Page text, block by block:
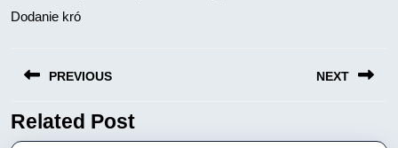
Dodanie kró
wpisuPREVIOUS
Previous
post:
NEXT
post:
Related Post